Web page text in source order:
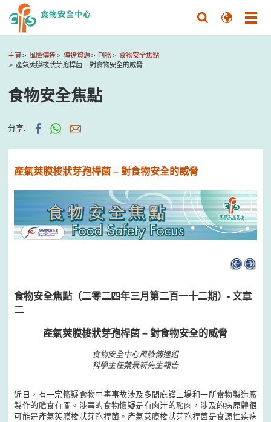
主頁 風險傳達 傳達資源 刊物
食物安全焦點
產氣莢膜梭狀芽孢桿菌 – 對食物安全的威脅
食物安全焦點
分享:
產氣莢膜梭狀芽孢桿菌 – 對食物安全的威脅
食物安全焦點（二零二四年三月第二百一十二期）- 文章
二
產氣莢膜梭狀芽孢桿菌 – 對食物安全的威脅
食物安全中心風險傳達組
科學主任葉景新先生報告
近日，有一宗懷疑食物中毒事故涉及多間庇護工場和一所食物製造廠
製作的膳食有關。涉事的食物懷疑是有肉汁的豬肉，涉及的病原體很
可能是產氣莢膜梭狀芽孢桿菌。產氣莢膜梭狀芽孢桿菌是食源性疾病